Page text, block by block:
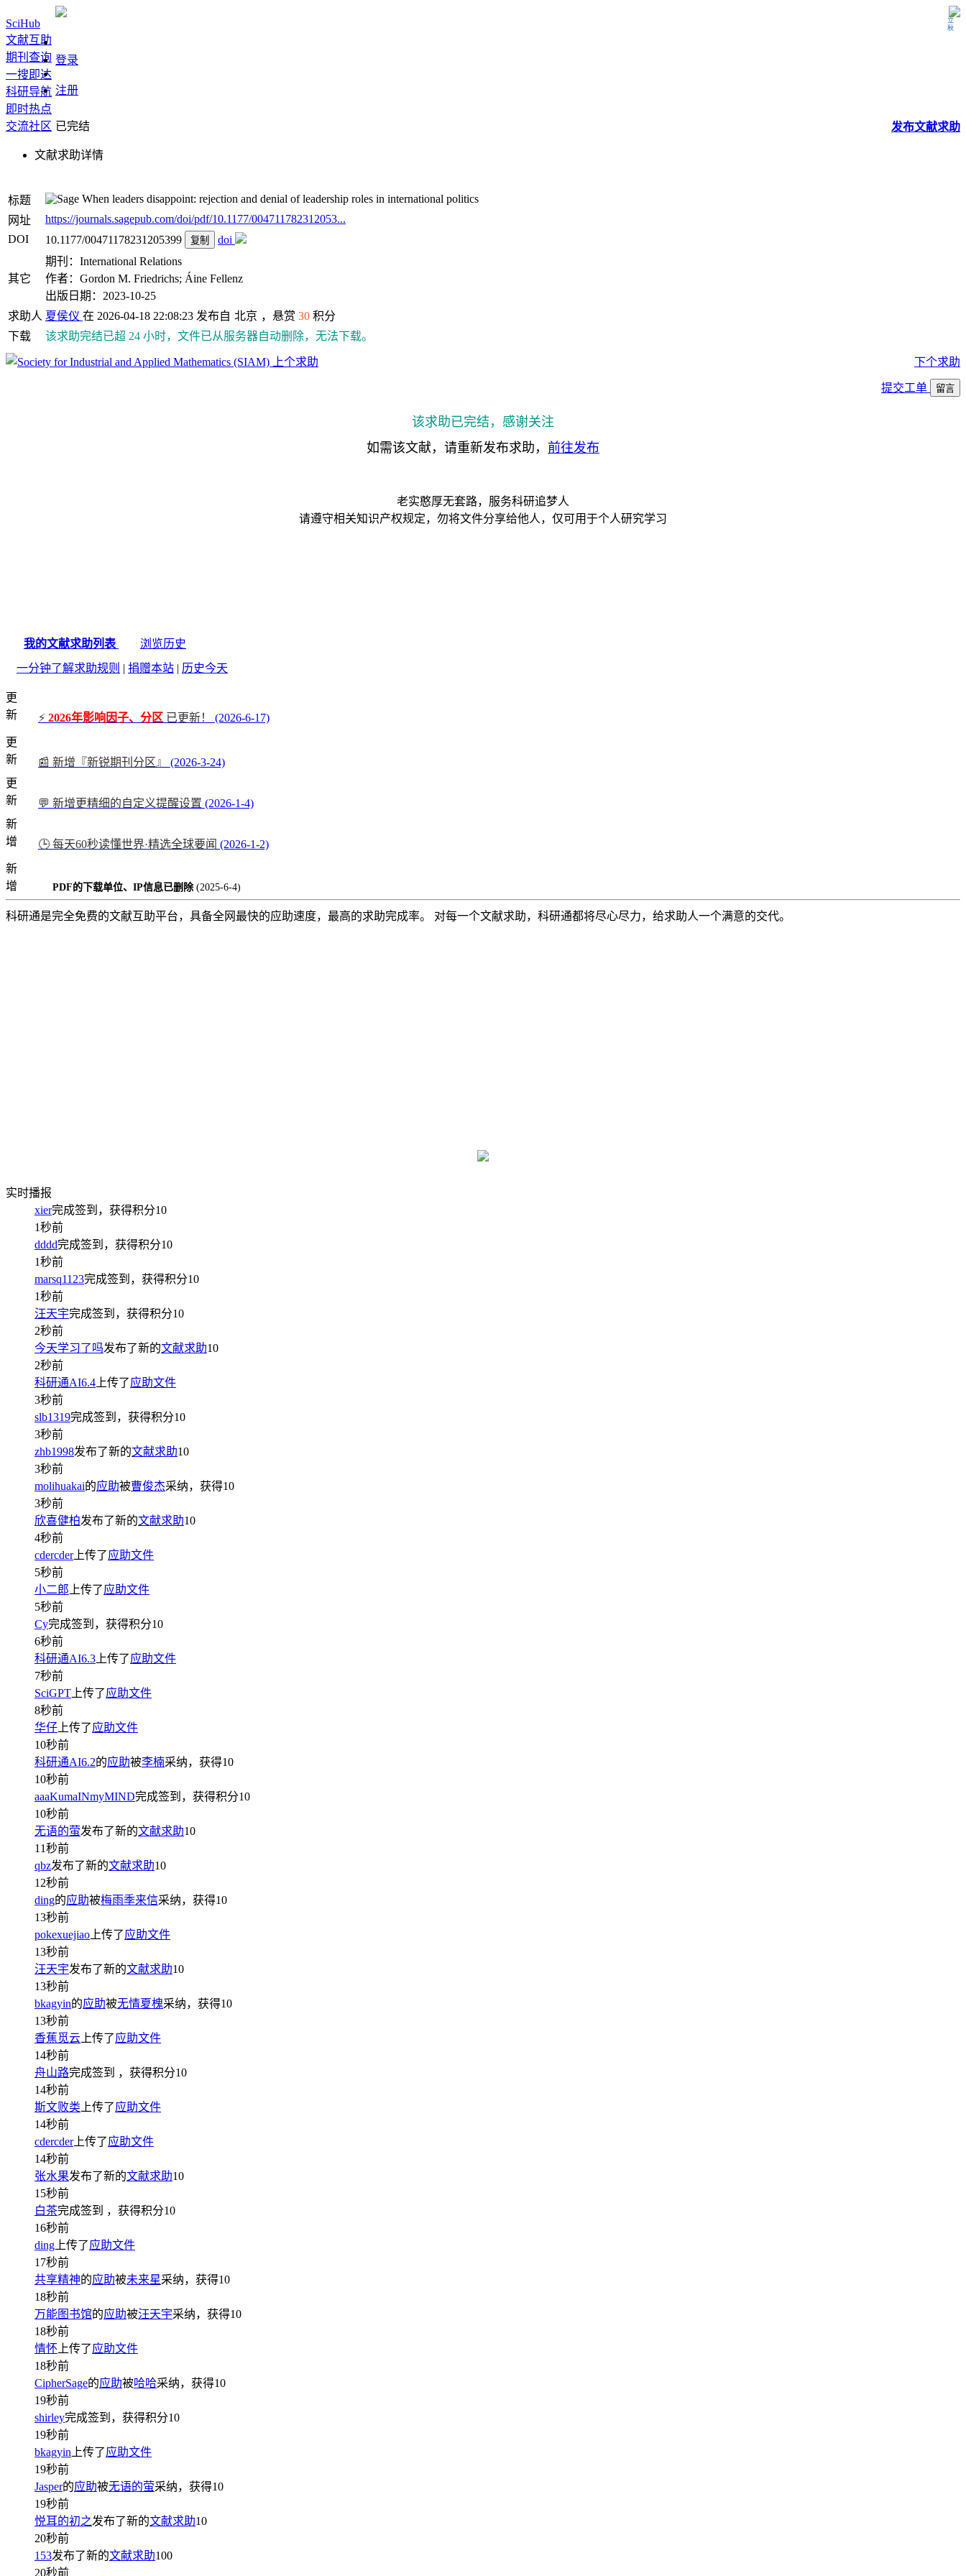
立秋
SciHub
文献互助
期刊查询
一搜即达
科研导航
即时热点
交流社区
登录
注册
发布文献求助
已完结
文献求助详情
标题
When leaders disappoint: rejection and denial of leadership roles in international politics
网址
https://journals.sagepub.com/doi/pdf/10.1177/004711782312053...
DOI
10.1177/00471178231205399 复制 doi
其它
期刊：International Relations
作者：Gordon M. Friedrichs; Áine Fellenz
出版日期：2023-10-25
求助人 夏侯仪 在 2026-04-18 22:08:23 发布自 北京 ，悬赏 30 积分
下载
该求助完结已超 24 小时，文件已从服务器自动删除，无法下载。
上个求助 下个求助
提交工单 留言
该求助已完结，感谢关注
如需该文献，请重新发布求助， 前往发布
老实憨厚无套路，服务科研追梦人
请遵守相关知识产权规定，勿将文件分享给他人，仅可用于个人研究学习
我的文献求助列表
浏览历史
一分钟了解求助规则 | 捐赠本站 | 历史今天
更
新
⚡ 2026年影响因子、分区 已更新！
(2026-6-17)
更
新
📰 新增『新锐期刊分区』
(2026-3-24)
更
新
💬 新增更精细的自定义提醒设置 (2026-1-4)
新
增
🕒 每天60秒读懂世界·精选全球要闻 (2026-1-2)
新
增
PDF的下载单位、IP信息已删除 (2025-6-4)
科研通是完全免费的文献互助平台，具备全网最快的应助速度，最高的求助完成率。 对每一个文献求助，科研通都将尽心尽力，给求助人一个满意的交代。
实时播报
xier完成签到，获得积分10
1秒前
dddd完成签到，获得积分10
1秒前
marsq1123完成签到，获得积分10
1秒前
汪天宇完成签到，获得积分10
2秒前
今天学习了吗发布了新的文献求助10
2秒前
科研通AI6.4 上传了应助文件
3秒前
slb1319完成签到，获得积分10
3秒前
zhb1998发布了新的文献求助10
3秒前
molihuakai的应助被曹俊杰采纳，获得10
3秒前
欣喜健柏发布了新的文献求助10
4秒前
cdercder上传了应助文件
5秒前
小二郎 上传了应助文件
5秒前
Cy完成签到，获得积分10
6秒前
科研通AI6.3 上传了应助文件
7秒前
SciGPT 上传了应助文件
8秒前
华仔 上传了应助文件
10秒前
科研通AI6.2的应助被李楠采纳，获得10
10秒前
aaaKumaINmyMIND完成签到，获得积分10
10秒前
无语的萤发布了新的文献求助10
11秒前
qbz发布了新的文献求助10
12秒前
ding的应助被梅雨季来信采纳，获得10
13秒前
pokexuejiao 上传了应助文件
13秒前
汪天宇发布了新的文献求助10
13秒前
bkagyin的应助被无情夏槐采纳，获得10
13秒前
香蕉觅云 上传了应助文件
14秒前
舟山路完成签到 ，获得积分10
14秒前
斯文败类 上传了应助文件
14秒前
cdercder上传了应助文件
14秒前
张水果发布了新的文献求助10
15秒前
白茶完成签到 ，获得积分10
16秒前
ding 上传了应助文件
17秒前
共享精神的应助被未来星采纳，获得10
18秒前
万能图书馆的应助被汪天宇采纳，获得10
18秒前
情怀 上传了应助文件
18秒前
CipherSage的应助被哈哈采纳，获得10
19秒前
shirley完成签到，获得积分10
19秒前
bkagyin 上传了应助文件
19秒前
Jasper的应助被无语的萤采纳，获得10
19秒前
悦耳的初之发布了新的文献求助10
20秒前
153发布了新的文献求助100
20秒前